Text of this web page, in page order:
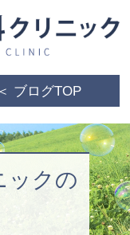
＜ ブログTOP
ックの